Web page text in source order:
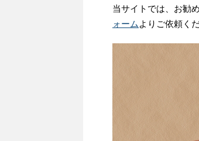
当サイトでは、お勧
ォーム よりご依頼く